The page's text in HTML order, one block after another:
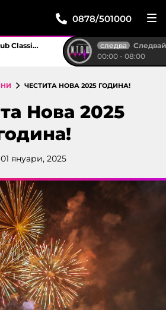
0878/501000
Classics
следва
Следвай
00:00 - 08:00
ЧЕСТИТА НОВА 2025 ГОДИНА!
Нова 2025
01 януари, 2025